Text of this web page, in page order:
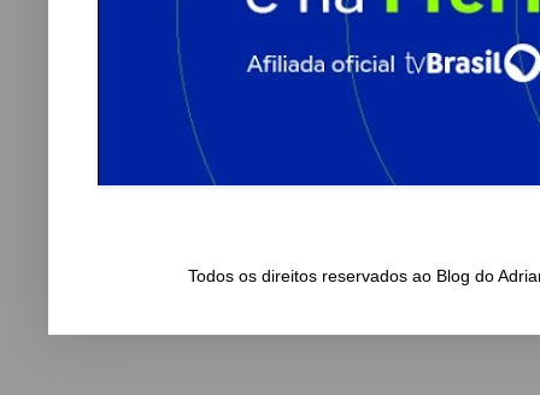
Todos os direitos reservados ao Blog do